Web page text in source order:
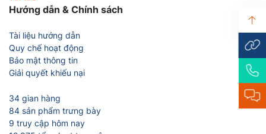
Hướng dẫn & Chính sách
Tài liệu hướng dẫn
Quy chế hoạt động
Bảo mật thông tin
Giải quyết khiếu nại
34 gian hàng
84 sản phẩm trưng bày
9 truy cập hôm nay